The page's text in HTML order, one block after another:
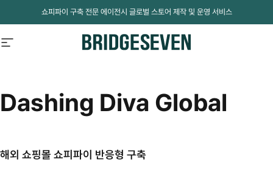
Skip to content
쇼피파이 구축 전문 에이전시 글로벌 스토어 제작 및 운영 서비스
Site navigation BridgeSeven
Dashing Diva Global
해외 쇼핑몰 쇼피파이 반응형 구축